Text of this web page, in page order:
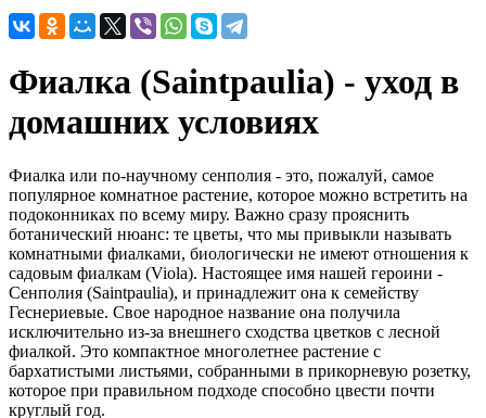
Фиалка (Saintpaulia) - уход в
домашних условиях
Фиалка или по-научному сенполия - это, пожалуй, самое
популярное комнатное растение, которое можно встретить на
подоконниках по всему миру. Важно сразу прояснить
ботанический нюанс: те цветы, что мы привыкли называть
комнатными фиалками, биологически не имеют отношения к
садовым фиалкам (Viola). Настоящее имя нашей героини -
Сенполия (Saintpaulia), и принадлежит она к семейству
Геснериевые. Свое народное название она получила
исключительно из-за внешнего сходства цветков с лесной
фиалкой. Это компактное многолетнее растение с
бархатистыми листьями, собранными в прикорневую розетку,
которое при правильном подходе способно цвести почти
круглый год.